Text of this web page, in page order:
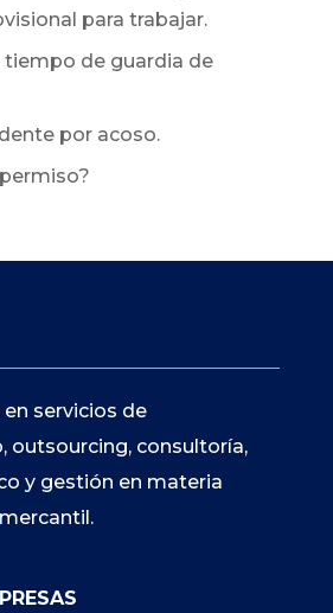
para trabajar.
tiempo de guardia de
por acoso.
servicios de
outsourcing, consultoría,
y gestión en materia